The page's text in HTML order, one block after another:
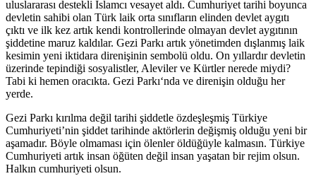
uluslararası destekli İslamcı vesayet aldı. Cumhuriyet tarihi boyunca
devletin sahibi olan Türk laik orta sınıfların elinden devlet aygıtı
çıktı ve ilk kez artık kendi kontrollerinde olmayan devlet aygıtının
şiddetine maruz kaldılar. Gezi Parkı artık yönetimden dışlanmış laik
kesimin yeni iktidara direnişinin sembolü oldu. On yıllardır devletin
üzerinde tepindiği sosyalistler, Aleviler ve Kürtler nerede miydi?
Tabi ki hemen oracıkta. Gezi Parkı‘nda ve direnişin olduğu her
yerde.
Gezi Parkı kırılma değil tarihi şiddetle özdeşleşmiş Türkiye
Cumhuriyeti’nin şiddet tarihinde aktörlerin değişmiş olduğu yeni bir
aşamadır. Böyle olmaması için ölenler öldüğüyle kalmasın. Türkiye
Cumhuriyeti artık insan öğüten değil insan yaşatan bir rejim olsun.
Halkın cumhuriyeti olsun.